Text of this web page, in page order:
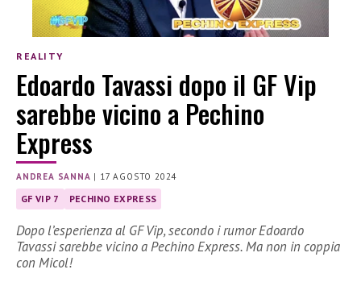
REALITY
Edoardo Tavassi dopo il GF Vip
sarebbe vicino a Pechino
Express
ANDREA SANNA | 17 AGOSTO 2024
GF VIP 7 PECHINO EXPRESS
Dopo l’esperienza al GF Vip, secondo i rumor Edoardo
Tavassi sarebbe vicino a Pechino Express. Ma non in coppia
con Micol!